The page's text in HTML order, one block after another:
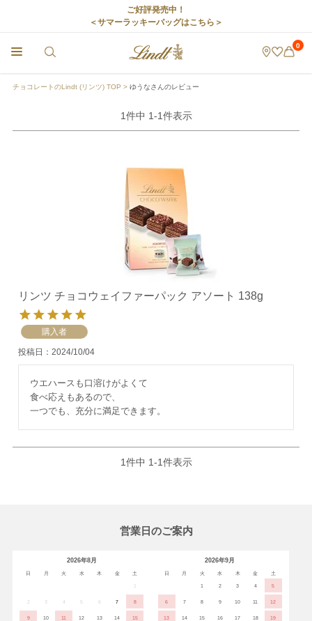
ご好評発売中！
＜サマーラッキーバッグはこちら＞
0
チョコレートのLindt (リンツ) TOP ゆうなさんのレビュー
1件中 1-1件表示
リンツ チョコウェイファーパック アソート 138g
購入者
投稿日 2024/10/04
ウエハースも口溶けがよくて
食べ応えもあるので、
一つでも、充分に満足できます。
1件中 1-1件表示
営業日のご案内
2026年8月
日 月 火 水 木 金 土
2 3 5 6 7 8
9 10 11 12 13 14 15
2026年9月
日 月 火 水 木 金 土
1 2 3 4 5
6 7 8 9 10 11 12
13 14 15 16 17 18 19